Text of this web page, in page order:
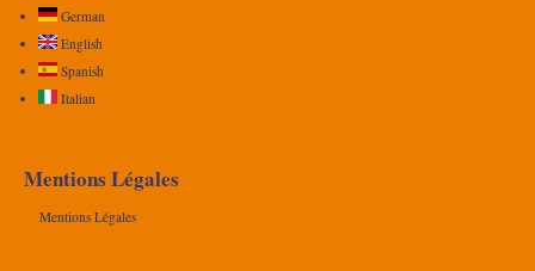
German
English
Spanish
Italian
Mentions Légales
Mentions Légales